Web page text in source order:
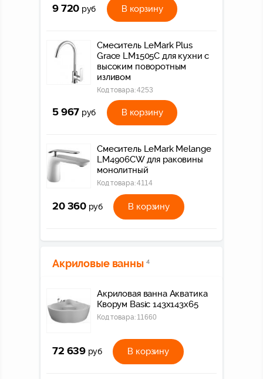
9 720 руб В корзину
Смеситель LeMark Plus
Grace LM1505C для кухни с
высоким поворотным
изливом
Код товара:4253
5 967 руб В корзину
Смеситель LeMark Melange
LM4906CW для раковины
монолитный
Код товара:4114
20 360 руб В корзину
Акриловые ванны 4
Акриловая ванна Акватика
Кворум Basic 143x143x65
Код товара: 11660
72 639 руб В корзину